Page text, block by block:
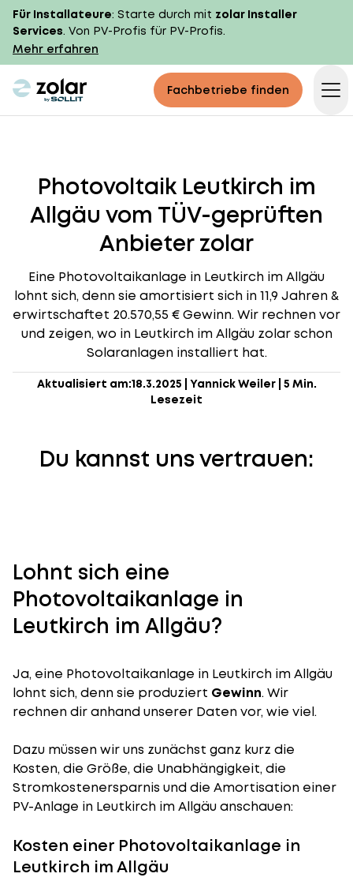
Für Installateure: Starte durch mit zolar Installer
Services. Von PV-Profis für PV-Profis.
Mehr erfahren
zolar logo Fachbetriebe finden
Photovoltaik Leutkirch im
Allgäu vom TÜV-geprüften
Anbieter zolar
Eine Photovoltaikanlage in Leutkirch im Allgäu
lohnt sich, denn sie amortisiert sich in 11,9 Jahren &
erwirtschaftet 20.570,55 € Gewinn. Wir rechnen vor
und zeigen, wo in Leutkirch im Allgäu zolar schon
Solaranlagen installiert hat.
Aktualisiert am:18.3.2025 Yannick Weiler| 5 Min.
Lesezeit
Du kannst uns vertrauen:
Lohnt sich eine
Photovoltaikanlage in
Leutkirch im Allgäu?
Ja, eine Photovoltaikanlage in Leutkirch im Allgäu
lohnt sich, denn sie produziert Gewinn. Wir
rechnen dir anhand unserer Daten vor, wie viel.
Dazu müssen wir uns zunächst ganz kurz die
Kosten, die Größe, die Unabhängigkeit, die
Stromkostenersparnis und die Amortisation einer
PV-Anlage in Leutkirch im Allgäu anschauen:
Kosten einer Photovoltaikanlage in
Leutkirch im Allgäu